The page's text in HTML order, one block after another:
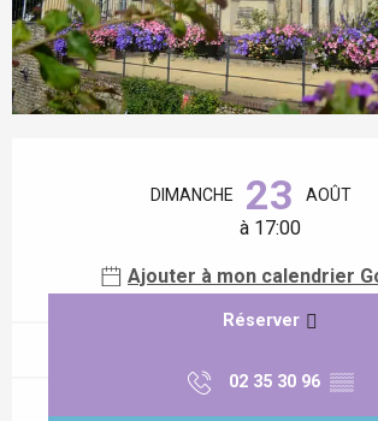
DIMANCHE 23 AOÛT
à 17:00
Ajouter à mon calendrier
Réserver
02 35 30 96 ▒▒